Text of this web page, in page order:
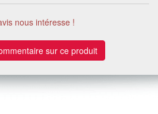
nous intéresse !
sur ce produit